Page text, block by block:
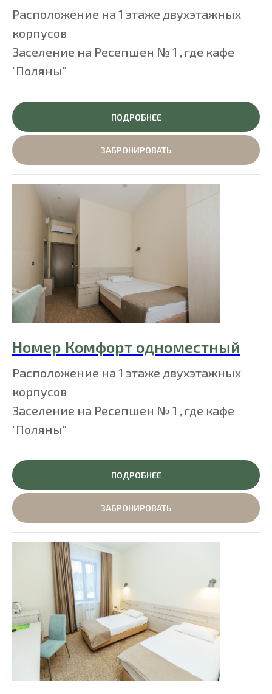
Расположение на 1 этаже двухэтажных
корпусов
Заселение на Ресепшен № 1 , где кафе
"Поляны"
ПОДРОБНЕЕ
ЗАБРОНИРОВАТЬ
Номер Комфорт одноместный
Расположение на 1 этаже двухэтажных
корпусов
Заселение на Ресепшен № 1 , где кафе
"Поляны"
ПОДРОБНЕЕ
ЗАБРОНИРОВАТЬ